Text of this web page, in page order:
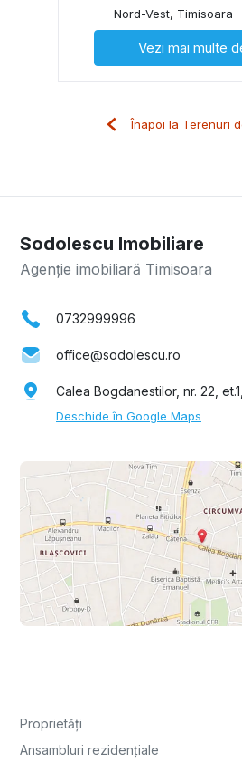
Nord-Vest, Timisoara
Vezi mai multe
Înapoi la Terenuri
Sodolescu Imobiliare
Agenție imobiliară Timisoara
0732999996
office@sodolescu.ro
Calea Bogdanestilor, nr. 22,
Deschide în Google Maps
Proprietăți
Ansambluri rezidențiale